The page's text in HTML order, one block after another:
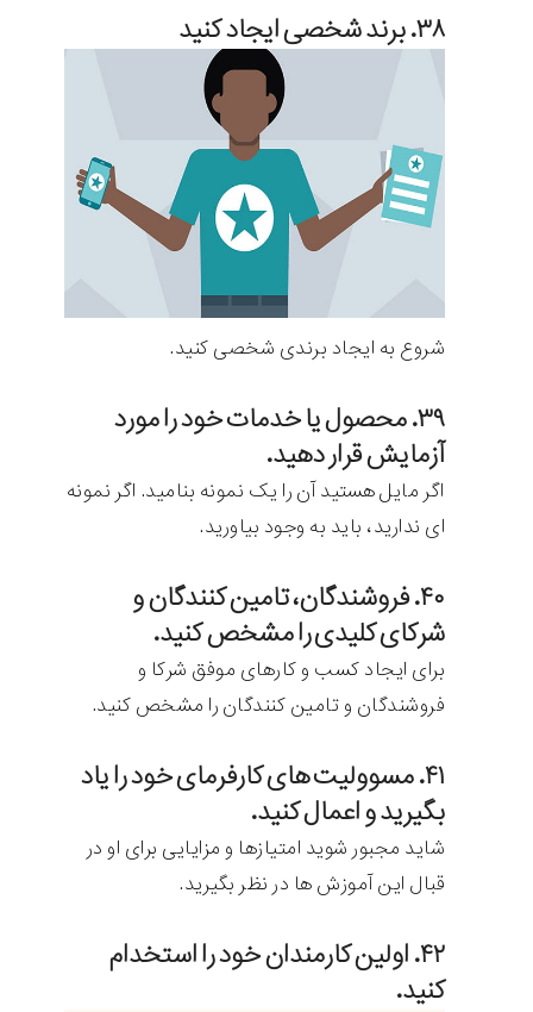
۳۸. برند شخصی ایجاد کنید
شروع به ایجاد برندی شخصی کنید.
۳۹. محصول یا خدمات خود را مورد
آزمایش قرار دهید.
اگر مایل هستید آن را یک نمونه بنامید. اگر نمونه
ای ندارید، باید به وجود بیاورید.
۴۰. فروشندگان، تامین کنندگان و
شرکای کلیدی را مشخص کنید.
برای ایجاد کسب و کارهای موفق شرکا و
فروشندگان و تامین کنندگان را مشخص کنید.
۴۱. مسوولیت های کارفرمای خود را یاد
بگیرید و اعمال کنید.
شاید مجبور شوید امتیازها و مزایایی برای او در
قبال این آموزش ها در نظر بگیرید.
۴۲. اولین کارمندان خود را استخدام
کنید.